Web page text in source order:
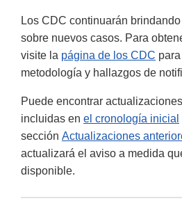
Los CDC continuarán
sobre nuevos casos. Para
visite la página de los CDC
metodología y hallazgos de
Puede encontrar
incluidas en el cronología inicial
sección Actualizaciones
actualizará el aviso a medida
disponible.